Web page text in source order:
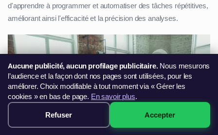
d'apprendre à programmer et automatiser des tâches répétitives,
améliorant ainsi l'efficacité et la précision des analyses.
299€ · Voir les sessions →
Aucune publicité, aucun profilage publicitaire.Nous mesurons
l’audience et la façon dont nos pages sont utilisées, pour les
améliorer. Choix modifiable à tout moment via « Gérer les
cookies » en bas de page. En savoir plus.
Refuser Accepter